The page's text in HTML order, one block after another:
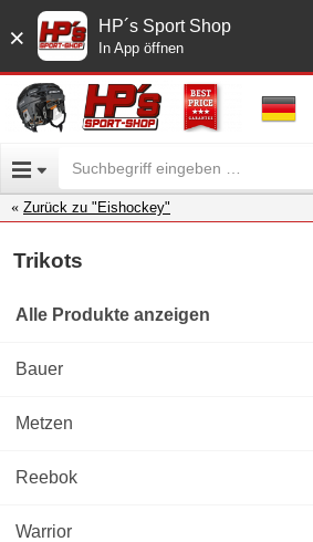
× HP´s Sport Shop
In App öffnen
Zurück zu "Eishockey"
Trikots
Alle Produkte anzeigen
Bauer
Metzen
Reebok
Warrior